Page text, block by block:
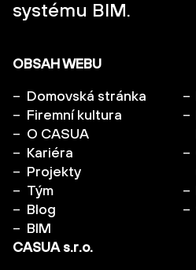
systému BIM.
CASUA s.r.o.
OBSAH WEBU
Domovská stránka
Firemní kultura
O CASUA
Kariéra
Projekty
Tým
Blog
BIM